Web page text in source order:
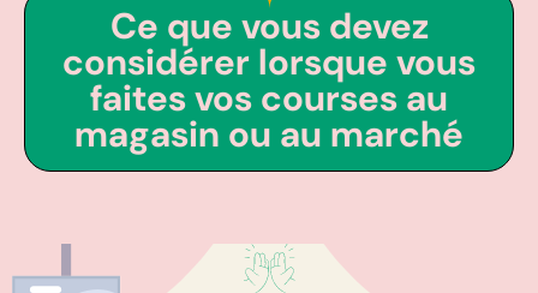
Ce que vous devez
considérer lorsque vous
faites vos courses au
magasin ou au marché